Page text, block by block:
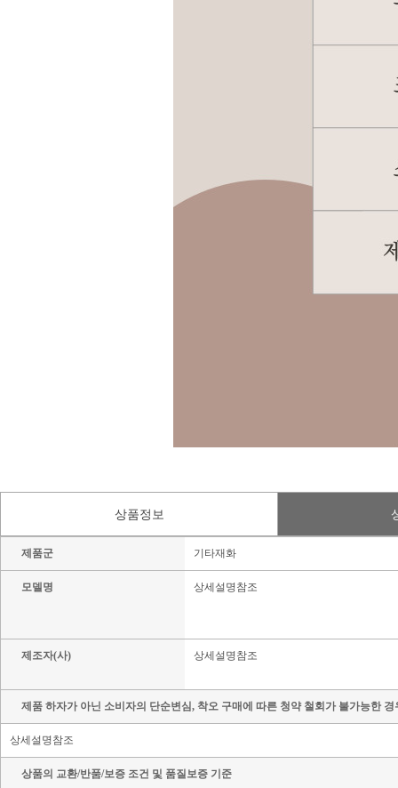
상품정보
제품군 기타재화
모델명 상세설명참조
제조자(사) 상세설명참조
제품 하자가 아닌 소비자의 단순변심, 착오 구매에 따른 청약 철회가 불가능한
상세설명참조
상품의 교환/반품/보증 조건 및 품질보증 기준